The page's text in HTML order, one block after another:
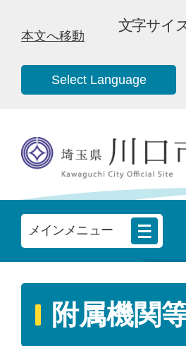
本文へ移動
文字サイ
Select Language
メインメニュー
附属機関